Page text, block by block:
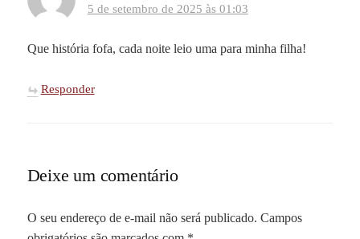
5 de setembro de 2025 às 01:03
Que história fofa, cada noite leio uma para minha filha!
Responder
Deixe um comentário
O seu endereço de e-mail não será publicado. Campos